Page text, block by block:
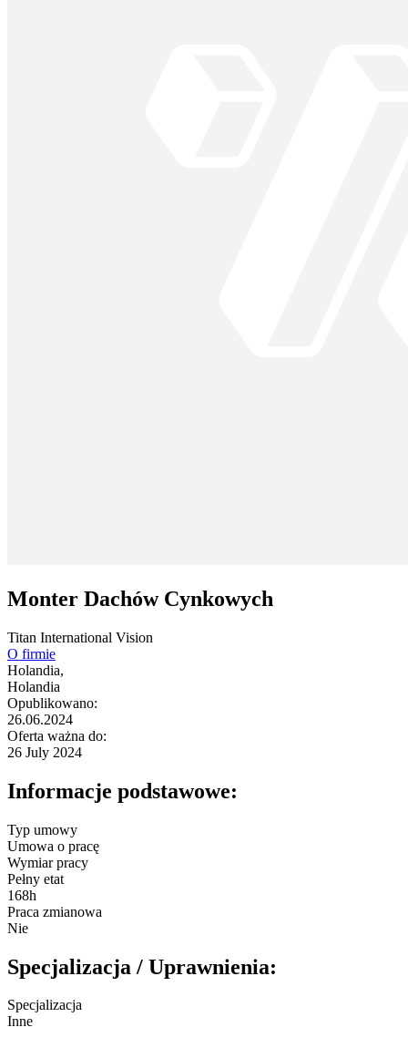
Monter Dachów Cynkowych
Titan International Vision
O firmie
Holandia,
Holandia
Opublikowano:
26.06.2024
Oferta ważna do:
26 July 2024
Informacje podstawowe:
Typ umowy
Umowa o pracę
Wymiar pracy
Pełny etat
168h
Praca zmianowa
Nie
Specjalizacja / Uprawnienia:
Specjalizacja
Inne